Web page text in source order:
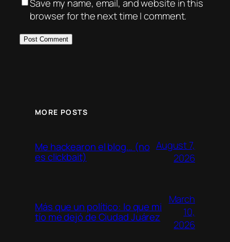
Save my name, email, and website in this
browser for the next time I comment.
MORE POSTS
Me hackearon el blog… (no
es clickbait)
August 7,
2026
Más que un político: lo que mi
tío me dejó de Ciudad Juárez
March
10,
2026